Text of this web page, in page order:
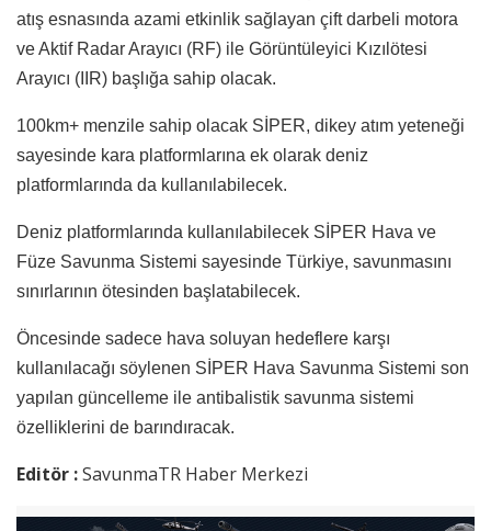
atış esnasında azami etkinlik sağlayan çift darbeli motora
ve Aktif Radar Arayıcı (RF) ile Görüntüleyici Kızılötesi
Arayıcı (IIR) başlığa sahip olacak.
100km+ menzile sahip olacak SİPER, dikey atım yeteneği
sayesinde kara platformlarına ek olarak deniz
platformlarında da kullanılabilecek.
Deniz platformlarında kullanılabilecek SİPER Hava ve
Füze Savunma Sistemi sayesinde Türkiye, savunmasını
sınırlarının ötesinden başlatabilecek.
Öncesinde sadece hava soluyan hedeflere karşı
kullanılacağı söylenen SİPER Hava Savunma Sistemi son
yapılan güncelleme ile antibalistik savunma sistemi
özelliklerini de barındıracak.
Editör :SavunmaTR Haber Merkezi